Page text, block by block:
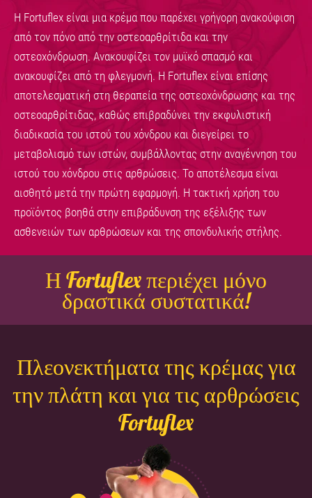
Η Fortuflex είναι μια κρέμα που παρέχει γρήγορη ανακούφιση
από τον πόνο από την οστεοαρθρίτιδα και την
οστεοχόνδρωση. Ανακουφίζει τον μυϊκό σπασμό και
ανακουφίζει από τη φλεγμονή. Η Fortuflex είναι επίσης
αποτελεσματική στη θεραπεία της οστεοχόνδρωσης και της
οστεοαρθρίτιδας, καθώς επιβραδύνει την εκφυλιστική
διαδικασία του ιστού του χόνδρου και διεγείρει το
μεταβολισμό των ιστών, συμβάλλοντας στην αναγέννηση του
ιστού του χόνδρου στις αρθρώσεις. Το αποτέλεσμα είναι
αισθητό μετά την πρώτη εφαρμογή. Η τακτική χρήση του
προϊόντος βοηθά στην επιβράδυνση της εξέλιξης των
ασθενειών των αρθρώσεων και της σπονδυλικής στήλης.
Η Fortuflex περιέχει μόνο
δραστικά συστατικά!
Πλεονεκτήματα της κρέμας για
την πλάτη και για τις αρθρώσεις
Fortuflex